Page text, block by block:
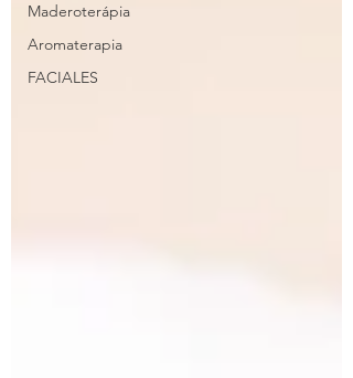
Maderoterápia
Aromaterapia
FACIALES